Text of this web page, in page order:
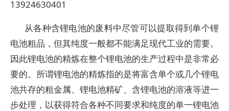
13924630401
从各种含锂电池的废料中尽管可以提取得到单个锂
电池粗品，但其纯度一般都不能满足现代工业的需要。
因此锂电池的精炼在整个锂电池的生产过程中是非常必
要的。所谓锂电池的精炼指的是将富含单个或几个锂电
池共存的粗金属、锂电池精矿、含锂电池的溶液等进一
步处理，以获得符合各种不同要求和纯度的单一锂电池